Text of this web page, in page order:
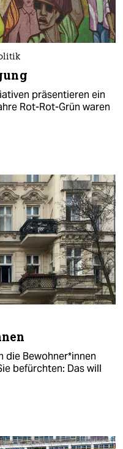
präsentieren ein
Rot-Rot-Grün waren
die Be­woh­ne­r*in­nen
befürchten: Das will